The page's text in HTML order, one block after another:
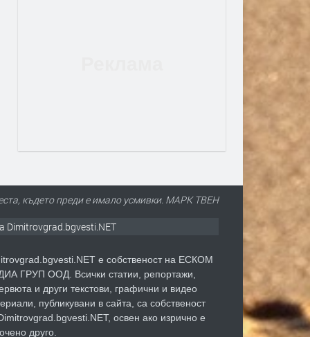
където преди е имало усмивки. МАРК ТВЕН
Dimitrovgrad.bgvesti.NET
е собственост на ЕСКОМ
ГРУП ООД. Всички статии, репортажи,
и други текстови, графични и видео
публикувани в сайта, са собственост
освен ако изрично е
друго.